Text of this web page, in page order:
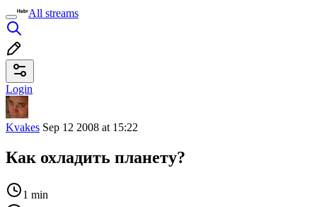
All streams
Login
Kvakes Sep 12 2008 at 15:22
Как охладить планету?
1 min